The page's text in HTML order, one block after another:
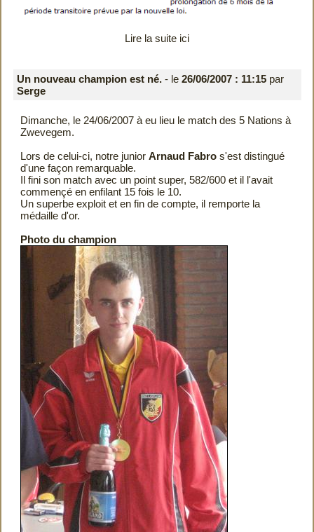
Lire la suite ici
Un nouveau champion est né. - le 26/06/2007 : 11:15par
Serge
Dimanche, le 24/06/2007 à eu lieu le match des 5 Nations à
Zwevegem.
Lors de celui-ci, notre junior Arnaud Fabros'est distingué
d'une façon remarquable.
Il fini son match avec un point super, 582/600 et il l'avait
commençé en enfilant 15 fois le 10.
Un superbe exploit et en fin de compte, il remporte la
médaille d'or.
Photo du champion